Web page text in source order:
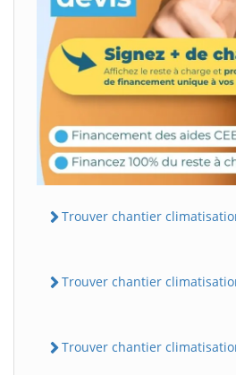
Trouver chantier
Trouver chantier
Trouver chantier